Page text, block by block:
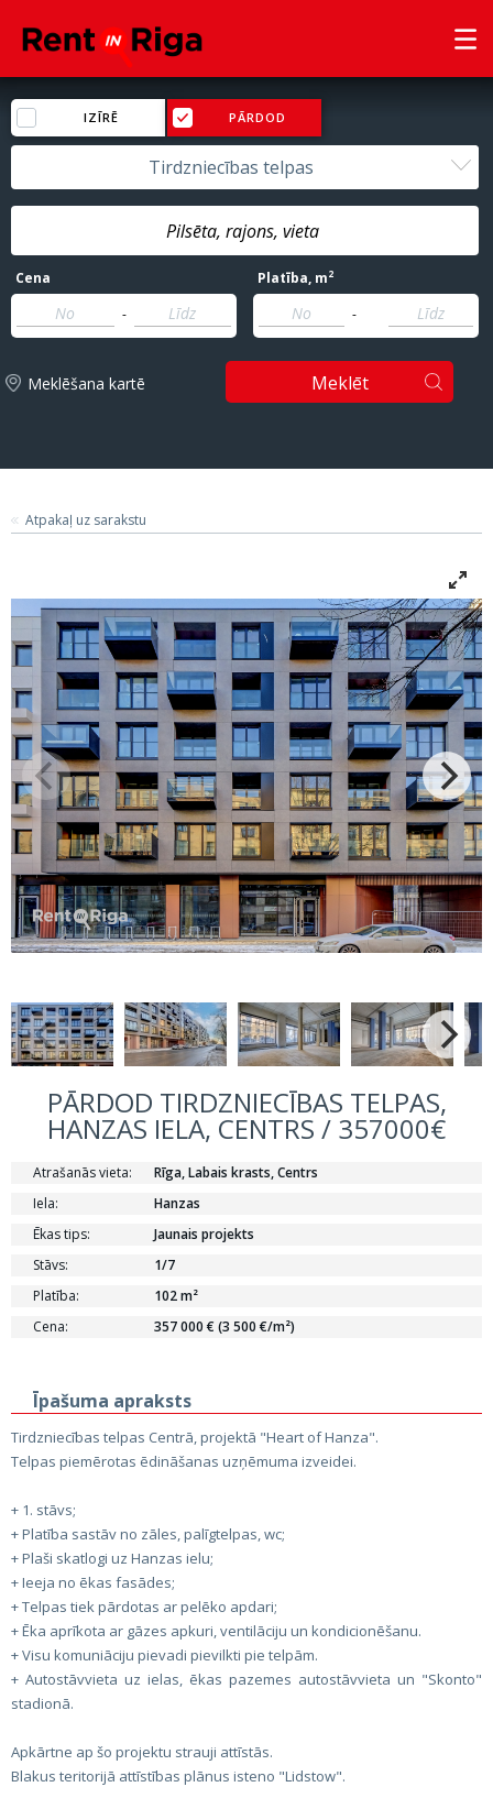
IZĪRĒ PĀRDOD
Tirdzniecības telpas
Cena
-
Platība, m2
-
Meklēšana kartē Meklēt
Atpakaļ uz sarakstu
PĀRDOD TIRDZNIECĪBAS TELPAS,
HANZAS IELA, CENTRS / 357000€
Atrašanās vieta:
Rīga, Labais krasts, Centrs
Iela:
Hanzas
Ēkas tips:
Jaunais projekts
Stāvs:
1/7
Platība:
102 m²
Cena:
357 000 € (3 500 €/m²)
Īpašuma apraksts
Tirdzniecības telpas Centrā, projektā "Heart of Hanza".
Telpas piemērotas ēdināšanas uzņēmuma izveidei.
+ 1. stāvs;
+ Platība sastāv no zāles, palīgtelpas, wc;
+ Plaši skatlogi uz Hanzas ielu;
+ Ieeja no ēkas fasādes;
+ Telpas tiek pārdotas ar pelēko apdari;
+ Ēka aprīkota ar gāzes apkuri, ventilāciju un kondicionēšanu.
+ Visu komuniāciju pievadi pievilkti pie telpām.
+ Autostāvvieta uz ielas, ēkas pazemes autostāvvieta un "Skonto"
stadionā.
Apkārtne ap šo projektu strauji attīstās.
Blakus teritorijā attīstības plānus isteno "Lidstow".